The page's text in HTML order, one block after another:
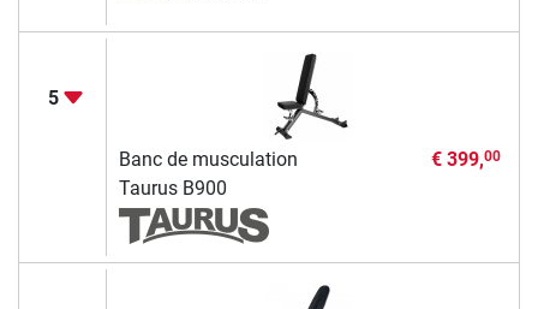
5
Banc de musculation
Taurus B900
€ 399,00